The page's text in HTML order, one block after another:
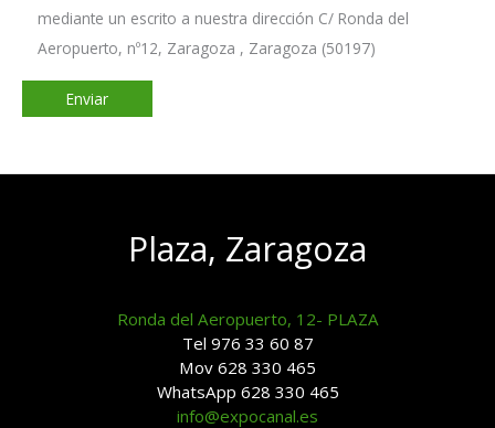
mediante un escrito a nuestra dirección C/ Ronda del
Aeropuerto, nº12, Zaragoza , Zaragoza (50197)
Plaza, Zaragoza
Ronda del Aeropuerto, 12- PLAZA
Tel 976 33 60 87
Mov 628 330 465
WhatsApp 628 330 465
info@expocanal.es